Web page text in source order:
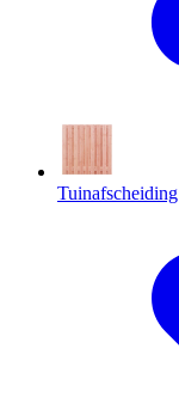
Tuinafscheiding